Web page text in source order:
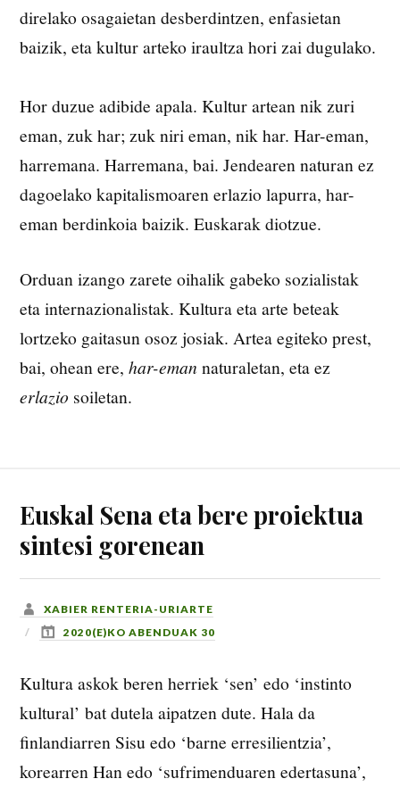
direlako osagaietan desberdintzen, enfasietan
baizik, eta kultur arteko iraultza hori zai dugulako.
Hor duzue adibide apala. Kultur artean nik zuri
eman, zuk har; zuk niri eman, nik har. Har-eman,
harremana. Harremana, bai. Jendearen naturan ez
dagoelako kapitalismoaren erlazio lapurra, har-
eman berdinkoia baizik. Euskarak diotzue.
Orduan izango zarete oihalik gabeko sozialistak
eta internazionalistak. Kultura eta arte beteak
lortzeko gaitasun osoz josiak. Artea egiteko prest,
bai, ohean ere,har-eman naturaletan, eta ez
erlazio soiletan.
Euskal Sena eta bere proiektua
sintesi gorenean
XABIER RENTERIA-URIARTE
2020(E)KO ABENDUAK 30
Kultura askok beren herriek ‘sen’ edo ‘instinto
kultural’ bat dutela aipatzen dute. Hala da
finlandiarren Sisu edo ‘barne erresilientzia’,
korearren Han edo ‘sufrimenduaren edertasuna’,